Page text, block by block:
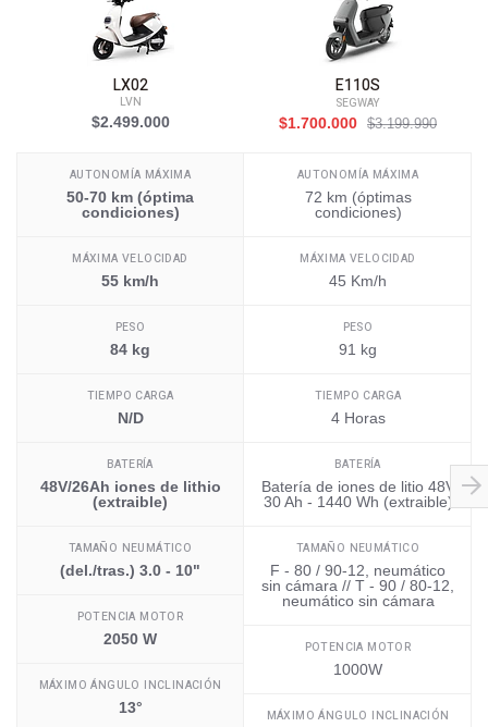
LX02
LVN
$2.499.000
AUTONOMÍA MÁXIMA
50-70 km (óptima
condiciones)
MÁXIMA VELOCIDAD
55 km/h
PESO
84 kg
TIEMPO CARGA
N/D
BATERÍA
48V/26Ah iones de lithio
(extraible)
TAMAÑO NEUMÁTICO
(del./tras.) 3.0 - 10"
POTENCIA MOTOR
2050 W
MÁXIMO ÁNGULO INCLINACIÓN
13°
E110S
SEGWAY
$1.700.000
$3.199.990
AUTONOMÍA MÁXIMA
72 km (óptimas
condiciones)
MÁXIMA VELOCIDAD
45 Km/h
PESO
91 kg
TIEMPO CARGA
4 Horas
BATERÍA
Batería de iones de litio 48V
30 Ah - 1440 Wh (extraible)
TAMAÑO NEUMÁTICO
F - 80 / 90-12, neumático
sin cámara // T - 90 / 80-12,
neumático sin cámara
POTENCIA MOTOR
1000W
MÁXIMO ÁNGULO INCLINACIÓN